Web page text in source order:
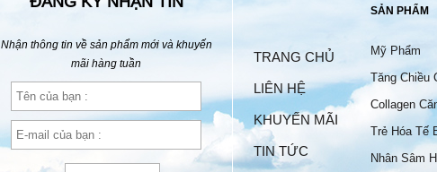
Nhận thông tin về sản phẩm mới và khuyến
mãi hàng tuần
TRANG CHỦ
LIÊN HỆ
KHUYẾN MÃI
TIN TỨC
SẢN PHẨM
Mỹ Phẩm
Tăng Chiều
Collagen
Trẻ Hóa Tế
Nhân Sâm